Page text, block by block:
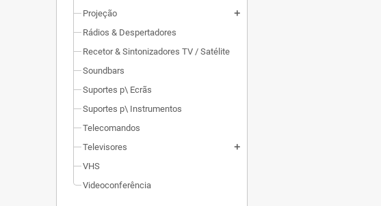
Projeção add
Rádios & Despertadores
Recetor & Sintonizadores TV / Satélite
Soundbars
Suportes p\ Ecrãs
Suportes p\ Instrumentos
Telecomandos
Televisores
add
VHS
Videoconferência